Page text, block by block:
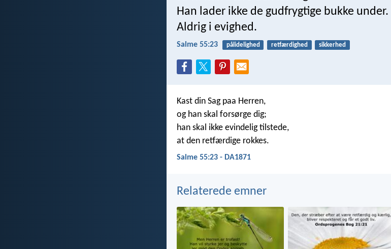
Han lader ikke de gudfrygtige bukke under.
Aldrig i evighed.
Salme 55:23 pålidelighed retfærdighed sikkerhed
Kast din Sag paa Herren,
og han skal forsørge dig;
han skal ikke evindelig tilstede,
at den retfærdige rokkes.
Salme 55:23 - DA1871
Relaterede emner